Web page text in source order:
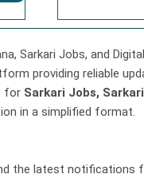
Sarkari Jobs, and
providing reliable
for Sarkari Jobs,
in a simplified format.
the latest notifications